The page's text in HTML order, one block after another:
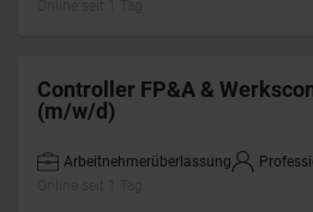
Controller FP&A &
(m/w/d)
Arbeitnehmerüberlassung